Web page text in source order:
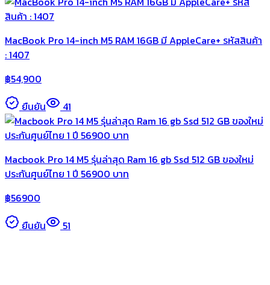
MacBook Pro 14-inch M5 RAM 16GB มี AppleCare+ รหัสสินค้า
: 1407
฿54,900
ยืนยัน
41
Macbook Pro 14 M5 รุ่นล่าสุด Ram 16 gb Ssd 512 GB ของใหม่
ประกันศูนย์ไทย 1 ปี 56900 บาท
฿56900
ยืนยัน
51